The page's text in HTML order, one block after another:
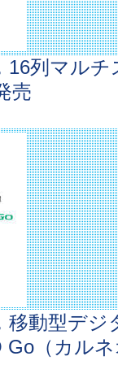
16列マル
売
移動型デジ
Go（カル